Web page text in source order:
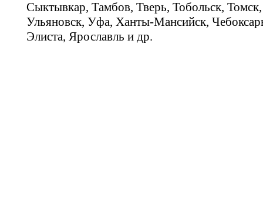
Сыктывкар, Тамбов, Тверь, Тобольск,
Ульяновск, Уфа, Ханты-Мансийск,
Элиста, Ярославль и др.